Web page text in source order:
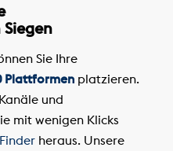
Sie Ihre
Plattformenplatzieren.
und
mit wenigen Klicks
heraus. Unsere